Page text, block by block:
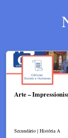
Arte –
Secundário | História A